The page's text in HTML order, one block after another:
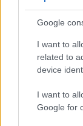
Google
I want to
related to
device
I want to
Google for
pojave
Ljetna